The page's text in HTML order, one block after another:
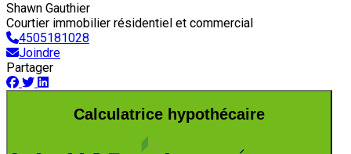
Shawn Gauthier
Courtier immobilier résidentiel et commercial
4505181028
Joindre
Partager
Calculatrice hypothécaire